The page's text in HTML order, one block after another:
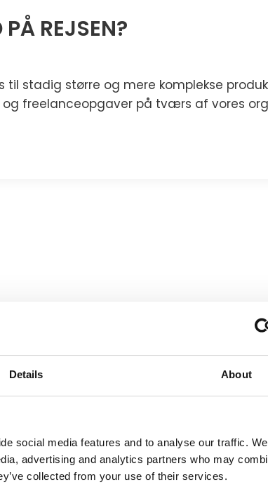
Details About
social media features and to analyse our traffic.
advertising and analytics partners who may
collected from your use of their services.
REJSEN?
til stadig større og mere komplekse
freelanceopgaver på tværs af vores